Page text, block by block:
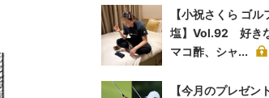
【小祝さくら ゴ
塩】Vol.92 好き
マコ酢、シャ...
【今月のプレゼ